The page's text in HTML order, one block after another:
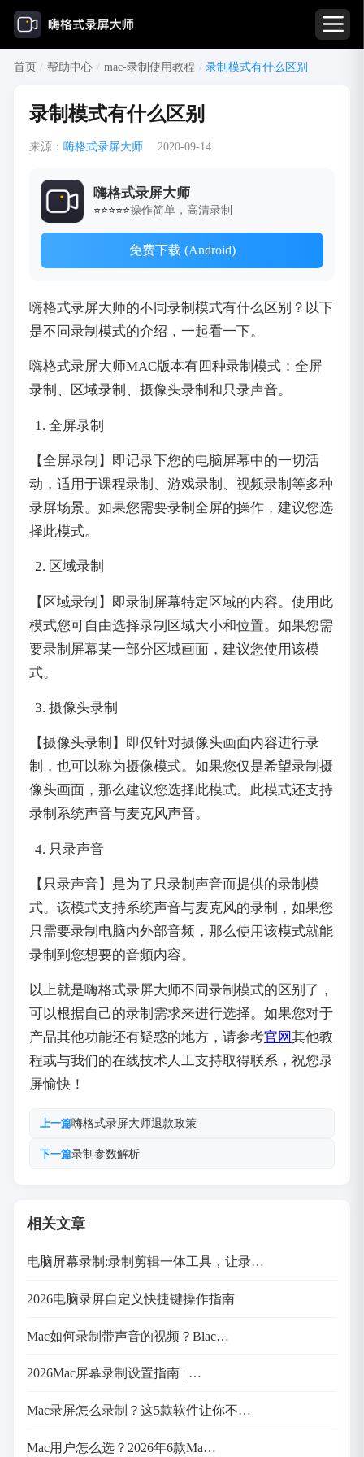
首页 / 帮助中心 / mac-录制使用教程 / 录制模式有什么区别
录制模式有什么区别
来源： 嗨格式录屏大师 2020-09-14
嗨格式录屏大师
⭐⭐⭐⭐⭐操作简单，高清录制
免费下载 (Android)
嗨格式录屏大师的不同录制模式有什么区别？以下
是不同录制模式的介绍，一起看一下。
嗨格式录屏大师MAC版本有四种录制模式：全屏
录制、区域录制、摄像头录制和只录声音。
全屏录制
【全屏录制】即记录下您的电脑屏幕中的一切活
动，适用于课程录制、游戏录制、视频录制等多种
录屏场景。如果您需要录制全屏的操作，建议您选
择此模式。
区域录制
【区域录制】即录制屏幕特定区域的内容。使用此
模式您可自由选择录制区域大小和位置。如果您需
要录制屏幕某一部分区域画面，建议您使用该模
式。
摄像头录制
【摄像头录制】即仅针对摄像头画面内容进行录
制，也可以称为摄像模式。如果您仅是希望录制摄
像头画面，那么建议您选择此模式。此模式还支持
录制系统声音与麦克风声音。
只录声音
【只录声音】是为了只录制声音而提供的录制模
式。该模式支持系统声音与麦克风的录制，如果您
只需要录制电脑内外部音频，那么使用该模式就能
录制到您想要的音频内容。
以上就是嗨格式录屏大师不同录制模式的区别了，
可以根据自己的录制需求来进行选择。如果您对于
产品其他功能还有疑惑的地方，请参考官网其他教
程或与我们的在线技术人工支持取得联系，祝您录
屏愉快！
上一篇嗨格式录屏大师退款政策
下一篇录制参数解析
相关文章
电脑屏幕录制:录制剪辑一体工具，让录…
2026电脑录屏自定义快捷键操作指南
Mac如何录制带声音的视频？Blac…
2026Mac屏幕录制设置指南 | …
Mac录屏怎么录制？这5款软件让你不…
Mac用户怎么选？2026年6款Ma…